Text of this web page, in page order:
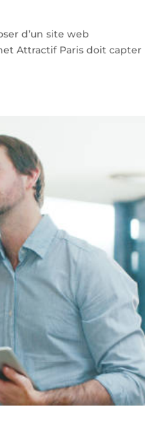
d’un site web
Attractif Paris doit capter